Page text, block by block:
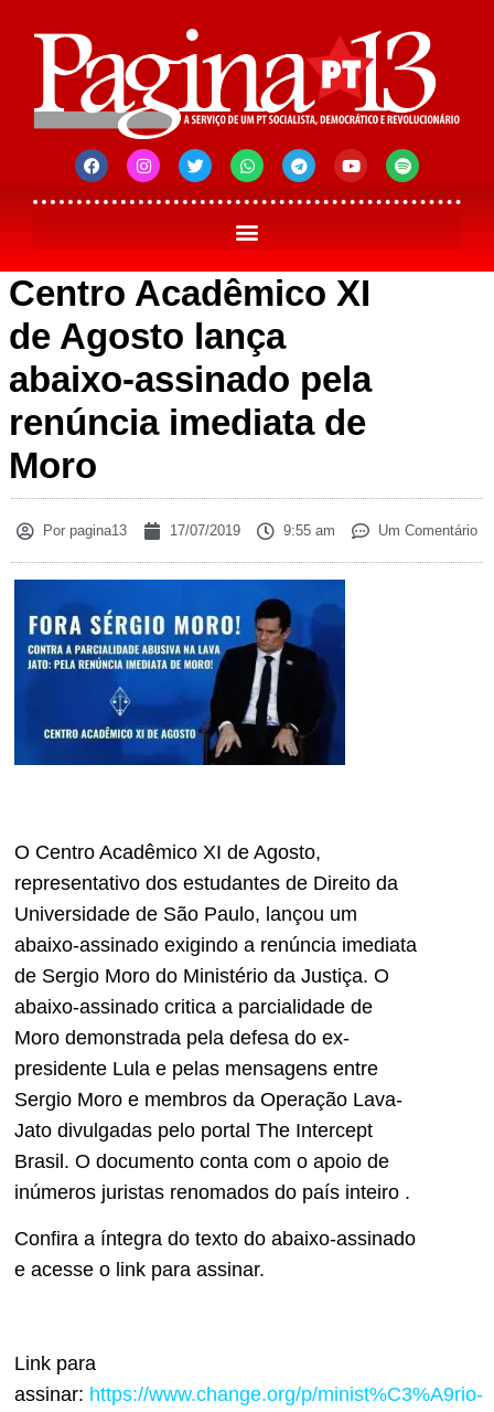
Centro Acadêmico XI
de Agosto lança
abaixo-assinado pela
renúncia imediata de
Moro
Por pagina13 17/07/2019 9:55 am Um Comentário
O Centro Acadêmico XI de Agosto,
representativo dos estudantes de Direito da
Universidade de São Paulo, lançou um
abaixo-assinado exigindo a renúncia imediata
de Sergio Moro do Ministério da Justiça. O
abaixo-assinado critica a parcialidade de
Moro demonstrada pela defesa do ex-
presidente Lula e pelas mensagens entre
Sergio Moro e membros da Operação Lava-
Jato divulgadas pelo portal The Intercept
Brasil. O documento conta com o apoio de
inúmeros juristas renomados do país inteiro .
Confira a íntegra do texto do abaixo-assinado
e acesse o link para assinar.
Link para
assinar: https://www.change.org/p/minist%C3%A9rio-